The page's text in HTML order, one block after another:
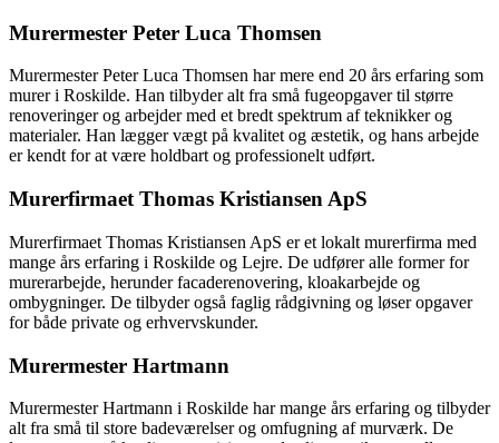
Murermester Peter Luca Thomsen
Murermester Peter Luca Thomsen har mere end 20 års erfaring som
murer i Roskilde. Han tilbyder alt fra små fugeopgaver til større
renoveringer og arbejder med et bredt spektrum af teknikker og
materialer. Han lægger vægt på kvalitet og æstetik, og hans arbejde
er kendt for at være holdbart og professionelt udført.
Murerfirmaet Thomas Kristiansen ApS
Murerfirmaet Thomas Kristiansen ApS er et lokalt murerfirma med
mange års erfaring i Roskilde og Lejre. De udfører alle former for
murerarbejde, herunder facaderenovering, kloakarbejde og
ombygninger. De tilbyder også faglig rådgivning og løser opgaver
for både private og erhvervskunder.
Murermester Hartmann
Murermester Hartmann i Roskilde har mange års erfaring og tilbyder
alt fra små til store badeværelser og omfugning af murværk. De